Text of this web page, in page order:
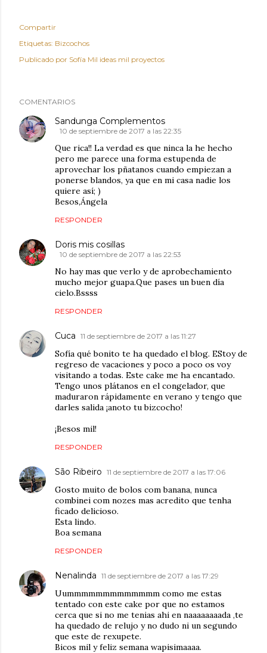
Compartir
Etiquetas: Bizcochos
Publicado por Sofía Mil ideas mil proyectos
COMENTARIOS
Sandunga Complementos
10 de septiembre de 2017 a las 22:35
Que rica!! La verdad es que ninca la he hecho
pero me parece una forma estupenda de
aprovechar los pñatanos cuando empiezan a
ponerse blandos, ya que en mi casa nadie los
quiere así; )
Besos,Ángela
RESPONDER
Doris mis cosillas
10 de septiembre de 2017 a las 22:53
No hay mas que verlo y de aprobechamiento
mucho mejor guapa.Que pases un buen día
cielo.Bssss
RESPONDER
Cuca 11 de septiembre de 2017 a las 11:27
Sofía qué bonito te ha quedado el blog. EStoy de
regreso de vacaciones y poco a poco os voy
visitando a todas. Este cake me ha encantado.
Tengo unos plátanos en el congelador, que
maduraron rápidamente en verano y tengo que
darles salida ¡anoto tu bizcocho!
¡Besos mil!
RESPONDER
São Ribeiro 11 de septiembre de 2017 a las 17:06
Gosto muito de bolos com banana, nunca
combinei com nozes mas acredito que tenha
ficado delicioso.
Esta lindo.
Boa semana
RESPONDER
Nenalinda 11 de septiembre de 2017 a las 17:29
Uummmmmmmmmmmmm como me estas
tentado con este cake por que no estamos
cerca que si no me tenias ahi en naaaaaaaada ,te
ha quedado de relujo y no dudo ni un segundo
que este de rexupete.
Bicos mil y feliz semana wapisimaaaa.